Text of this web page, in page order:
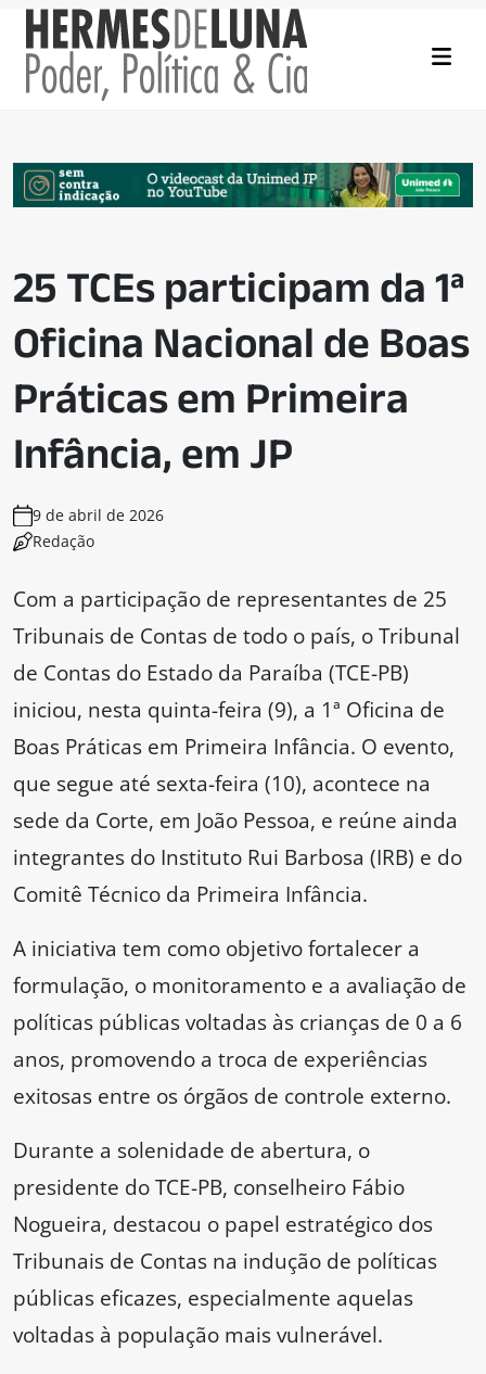
25 TCEs participam da 1ª
Oficina Nacional de Boas
Práticas em Primeira
Infância, em JP
9 de abril de 2026
Redação
Com a participação de representantes de 25
Tribunais de Contas de todo o país, o Tribunal
de Contas do Estado da Paraíba (TCE-PB)
iniciou, nesta quinta-feira (9), a 1ª Oficina de
Boas Práticas em Primeira Infância. O evento,
que segue até sexta-feira (10), acontece na
sede da Corte, em João Pessoa, e reúne ainda
integrantes do Instituto Rui Barbosa (IRB) e do
Comitê Técnico da Primeira Infância.
A iniciativa tem como objetivo fortalecer a
formulação, o monitoramento e a avaliação de
políticas públicas voltadas às crianças de 0 a 6
anos, promovendo a troca de experiências
exitosas entre os órgãos de controle externo.
Durante a solenidade de abertura, o
presidente do TCE-PB, conselheiro Fábio
Nogueira, destacou o papel estratégico dos
Tribunais de Contas na indução de políticas
públicas eficazes, especialmente aquelas
voltadas à população mais vulnerável.